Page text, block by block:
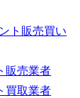
ト販売買い
販売業者
買取業者